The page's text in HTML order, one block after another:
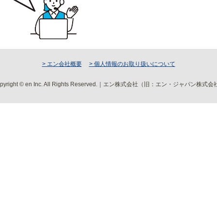
> エン会社概要 > 個人情報のお取り扱いについて
© en Inc. All Rights Reserved.｜エン株式会社（旧：エン・ジャパン株式会